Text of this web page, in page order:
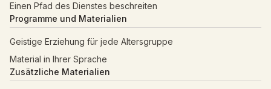
Einen Pfad des Dienstes beschreiten
Programme und Materialien
Geistige Erziehung für jede Altersgruppe
Material in Ihrer Sprache
Zusätzliche Materialien